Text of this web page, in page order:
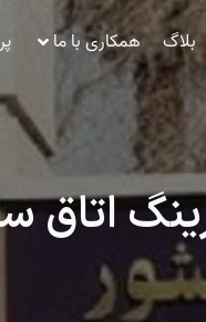
بلاگ همکاری با ما